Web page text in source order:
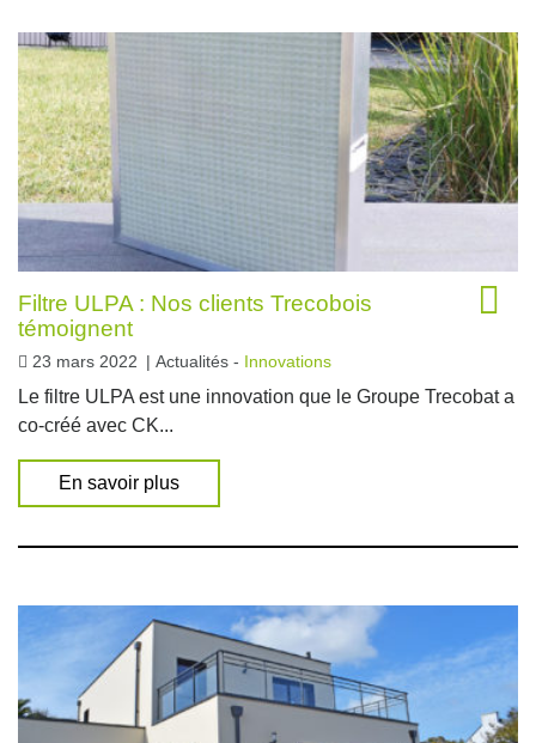
Filtre ULPA : Nos clients Trecobois
témoignent
23 mars 2022 | Actualités - Innovations
Le filtre ULPA est une innovation que le Groupe Trecobat a
co-créé avec CK...
En savoir plus